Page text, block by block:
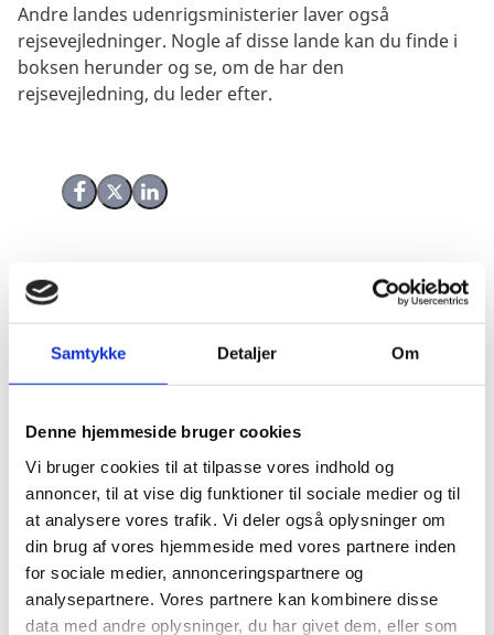
Samtykke Detaljer Om
Denne hjemmeside bruger cookies
Vi bruger cookies til at tilpasse vores indhold og
annoncer, til at vise dig funktioner til sociale medier og til
at analysere vores trafik. Vi deler også oplysninger om
din brug af vores hjemmeside med vores partnere inden
for sociale medier, annonceringspartnere og
analysepartnere. Vores partnere kan kombinere disse
data med andre oplysninger, du har givet dem, eller som
Del på Facebook
Del på X (Twitter)
Del på LinkedIn
Andre landes udenrigsministerier laver også
rejsevejledninger. Nogle af disse lande kan du finde i
boksen herunder og se, om de har den
rejsevejledning, du leder efter.
OBS:20.07.2026 15:39:23
fornyede angreb i Mellemøsten er
sikkerhedssituationen i Oman ustabil og
uforudsigelig. Den kan ændre sig med kort eller
intet varsel. Hvis situationen forværres, kan det få
betydning for den kommercielle flytrafik. Hold dig
på afstand af militære anlæg. Vær også
opmærksom på, at amerikanske
repræsentationer og interesser samt fx energi-